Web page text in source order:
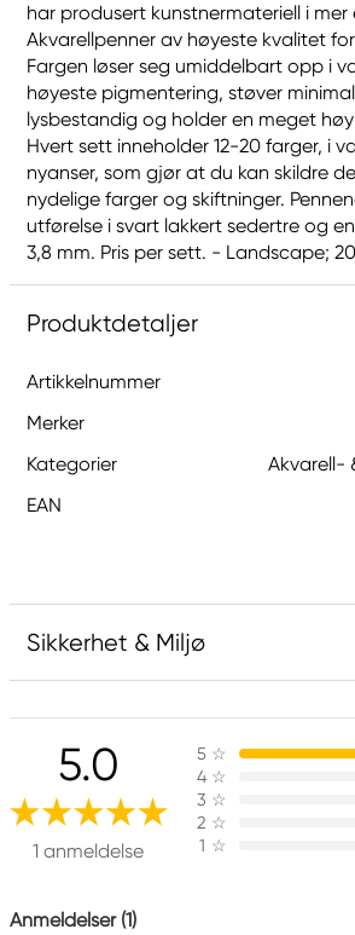
har produsert kunstnermateriell i mer
Akvarellpenner av høyeste kvalitet
Fargen løser seg umiddelbart opp i
høyeste pigmentering, støver
lysbestandig og holder en meget
Hvert sett inneholder 12-20 farger, i
nyanser, som gjør at du kan skildre
nydelige farger og skiftninger.
utførelse i svart lakkert sedertre og
3,8 mm. Pris per sett. - Landscape;
Produktdetaljer
Artikkelnummer
Merker
Kategorier
Akvarell-
EAN
Sikkerhet & Miljø
Ansvarlig EU
Caran d´Ache
Caran d´Ache
Chemin fu Foron 19
CH-1226 THONEX-GENÈVE,
5.0
1 anmeldelse
5 ☆
4 ☆
3 ☆
2 ☆
1 ☆
Anmeldelser (1)